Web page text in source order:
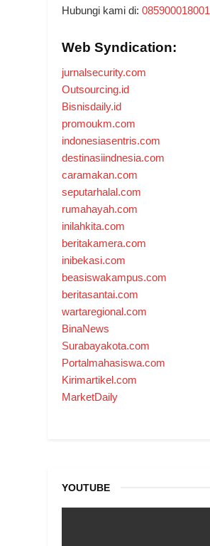
Hubungi kami di: 085900018001
Web Syndication:
jurnalsecurity.com
Outsourcing.id
Bisnisdaily.id
promoukm.com
indonesiasentris.com
destinasiindnesia.com
caramakan.com
seputarhalal.com
rumahayah.com
inilahkita.com
beritakamera.com
inibekasi.com
beasiswakampus.com
beritasantai.com
wartaregional.com
BinaNews
Surabayakota.com
Portalmahasiswa.com
Kirimartikel.com
MarketDaily
YOUTUBE